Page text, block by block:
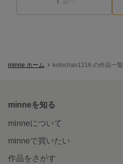
minne ホーム kotochan1216 の作品一覧
minneを知る
minneについて
minneで買いたい
作品をさがす